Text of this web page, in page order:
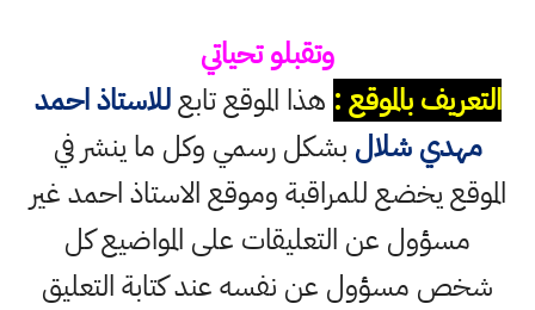
وتقبلو تحياتي
التعريف بالموقع : هذا الموقع تابعللاستاذ احمد
مهدي شلال بشكل رسمي وكل ما ينشر في
الموقع يخضع للمراقبة وموقع الاستاذ احمد غير
مسؤول عن التعليقات على المواضيع كل
شخص مسؤول عن نفسه عند كتابة التعليق